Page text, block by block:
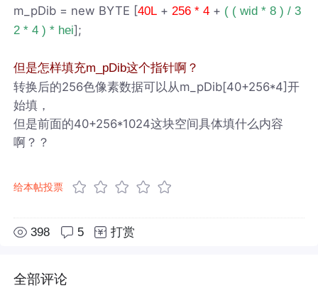
m_pDib = new BYTE [40L + 256 * 4 + ( ( wid * 8 ) / 3
2 * 4 ) * hei];
但是怎样填充m_pDib这个指针啊？
转换后的256色像素数据可以从m_pDib[40+256*4]开
始填，
但是前面的40+256*1024这块空间具体填什么内容
啊？？
给本帖投票
398 5 打赏
全部评论